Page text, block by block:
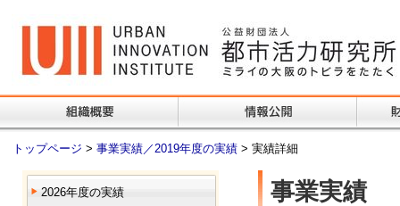
トップページ > 事業実績／2019年度の実績 > 実績詳細
2026年度の実績 事業実績